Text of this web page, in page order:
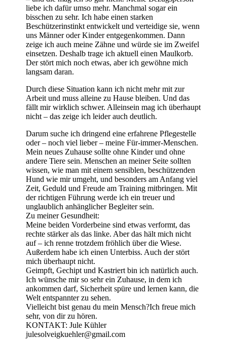
liebe ich dafür umso mehr. Manchmal sogar ein
bisschen zu sehr. Ich habe einen starken
Beschützerinstinkt entwickelt und verteidige sie, wenn
uns Männer oder Kinder entgegenkommen. Dann
zeige ich auch meine Zähne und würde sie im Zweifel
einsetzen. Deshalb trage ich aktuell einen Maulkorb.
Der stört mich noch etwas, aber ich gewöhne mich
langsam daran.
Durch diese Situation kann ich nicht mehr mit zur
Arbeit und muss alleine zu Hause bleiben. Und das
fällt mir wirklich schwer. Alleinsein mag ich überhaupt
nicht – das zeige ich leider auch deutlich.
Darum suche ich dringend eine erfahrene Pflegestelle
oder – noch viel lieber – meine Für-immer-Menschen.
Mein neues Zuhause sollte ohne Kinder und ohne
andere Tiere sein. Menschen an meiner Seite sollten
wissen, wie man mit einem sensiblen, beschützenden
Hund wie mir umgeht, und besonders am Anfang viel
Zeit, Geduld und Freude am Training mitbringen. Mit
der richtigen Führung werde ich ein treuer und
unglaublich anhänglicher Begleiter sein.
Zu meiner Gesundheit:
Meine beiden Vorderbeine sind etwas verformt, das
rechte stärker als das linke. Aber das hält mich nicht
auf – ich renne trotzdem fröhlich über die Wiese.
Außerdem habe ich einen Unterbiss. Auch der stört
mich überhaupt nicht.
Geimpft, Gechipt und Kastriert bin ich natürlich auch.
Ich wünsche mir so sehr ein Zuhause, in dem ich
ankommen darf, Sicherheit spüre und lernen kann, die
Welt entspannter zu sehen.
Vielleicht bist genau du mein Mensch?Ich freue mich
sehr, von dir zu hören.
KONTAKT: Jule Kühler
julesolveigkuehler@gmail.com